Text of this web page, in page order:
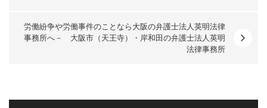
労働紛争や労働事件のことなら大阪の弁護士法人英明法律
事務所へ－ 大阪市（天王寺）・岸和田の弁護士法人英明
法律事務所